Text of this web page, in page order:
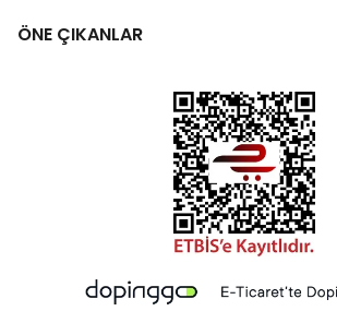
ÖNE ÇIKANLAR